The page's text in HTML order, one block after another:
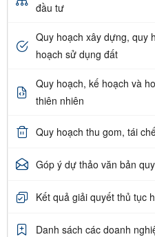
đầu tư
Quy hoạch xây dựng, quy
hoạch sử dụng đất
Quy hoạch, kế hoạch và
thiên nhiên
Quy hoạch thu gom, tái
Góp ý dự thảo văn bản
Kết quả giải quyết thủ tục
Danh sách các doanh